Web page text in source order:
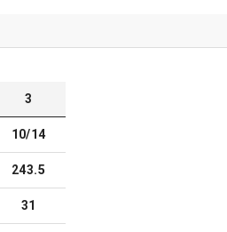
3
10/14
243.5
31